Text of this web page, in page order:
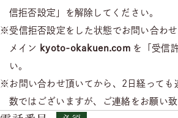
信拒否設定」を解除してください。
受信拒否設定をした状態でお問い合わ
メイン
kyoto-okakuen.com を「受信
い。
お問い合わせ頂いてから、2⽇経っても
数ではございますが、ご連絡をお願い致